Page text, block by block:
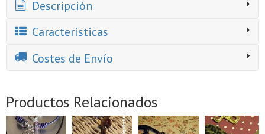
Descripción
Características
Costes de Envío
Productos Relacionados